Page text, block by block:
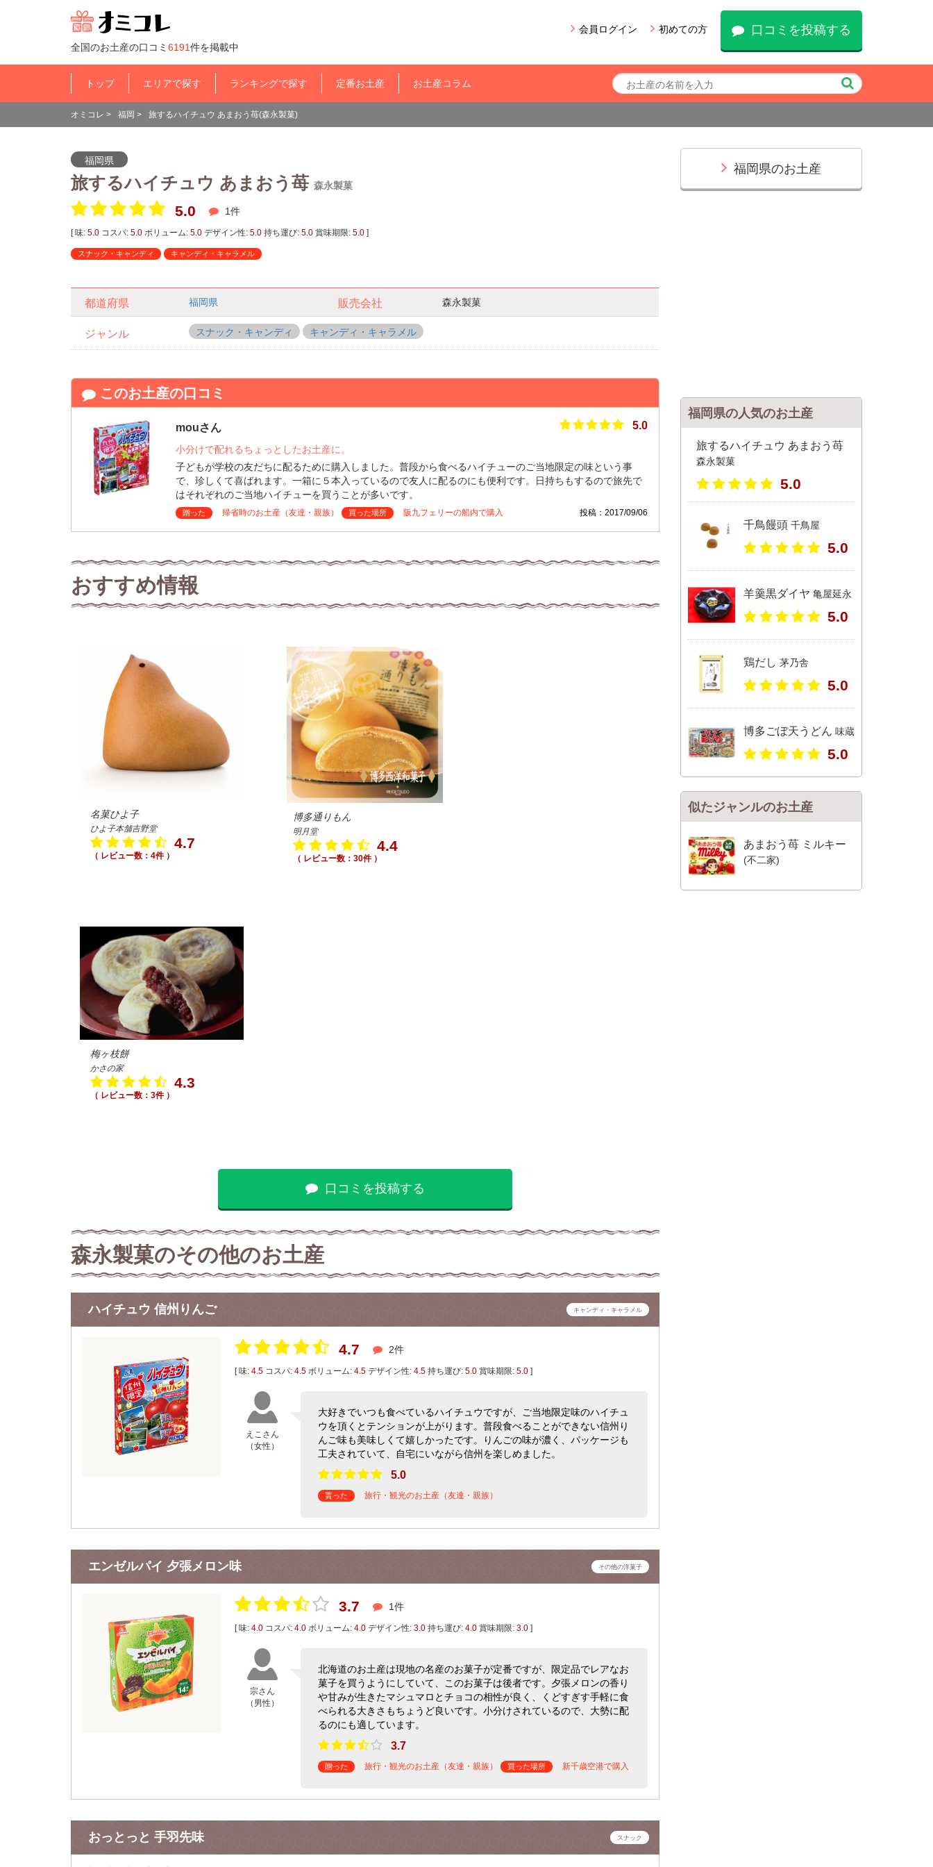
全国のお土産の口コミ 6191件を掲載中
会員ログイン 初めての方 口コミを投稿する
トップ エリアで探す ランキングで探す 定番お土産 お土産コラム
オミコレ > 福岡 > 旅するハイチュウ あまおう苺(森永製菓)
福岡県
旅するハイチュウ あまおう苺 森永製菓
5.0 1件
[ 味: 5.0 コスパ: 5.0 ボリューム: 5.0 デザイン性: 5.0 持ち運び: 5.0 賞味期限: 5.0 ]
スナック・キャンディ キャンディ・キャラメル
都道府県 福岡県 販売会社 森永製菓
ジャンル スナック・キャンディ キャンディ・キャラメル
このお土産の口コミ
mouさん 5.0
小分けで配れるちょっとしたお土産に。
子どもが学校の友だちに配るために購入しました。普段から食べるハイチューのご当地限定の味という事
で、珍しくて喜ばれます。一箱に５本入っているので友人に配るのにも便利です。日持ちもするので旅先で
はそれぞれのご当地ハイチューを買うことが多いです。
贈った 帰省時のお土産（友達・親族） 買った場所 阪九フェリーの船内で購入 投稿：2017/09/06
おすすめ情報
名菓ひよ子
ひよ子本舗吉野堂
4.7
（ レビュー数：4件 ）
博多通りもん
明月堂
4.4
（ レビュー数：30件 ）
梅ヶ枝餅
かさの家
4.3
（ レビュー数：3件 ）
口コミを投稿する
森永製菓のその他のお土産
ハイチュウ 信州りんご キャンディ・キャラメル
4.7 2件
[ 味: 4.5 コスパ: 4.5 ボリューム: 4.5 デザイン性: 4.5 持ち運び: 5.0 賞味期限: 5.0 ]
えこさん
（女性）
大好きでいつも食べているハイチュウですが、ご当地限定味のハイチュ
ウを頂くとテンションが上がります。普段食べることができない信州り
んご味も美味しくて嬉しかったです。りんごの味が濃く、パッケージも
工夫されていて、自宅にいながら信州を楽しめました。
5.0
貰った 旅行・観光のお土産（友達・親族）
エンゼルパイ 夕張メロン味 その他の洋菓子
3.7 1件
[ 味: 4.0 コスパ: 4.0 ボリューム: 4.0 デザイン性: 3.0 持ち運び: 4.0 賞味期限: 3.0 ]
宗さん
（男性）
北海道のお土産は現地の名産のお菓子が定番ですが、限定品でレアなお
菓子を買うようにしていて、このお菓子は後者です。夕張メロンの香り
や甘みが生きたマシュマロとチョコの相性が良く、くどすぎす手軽に食
べられる大きさもちょうど良いです。小分けされているので、大勢に配
るのにも適しています。
3.7
贈った 旅行・観光のお土産（友達・親族） 買った場所 新千歳空港で購入
おっとっと 手羽先味 スナック
福岡県のお土産
福岡県の人気のお土産
旅するハイチュウ あまおう苺
森永製菓
5.0
千鳥饅頭 千鳥屋
5.0
羊羹黒ダイヤ 亀屋延永
5.0
鶏だし 茅乃舎
5.0
博多ごぼ天うどん 味蔵
5.0
似たジャンルのお土産
あまおう苺 ミルキー
(不二家)